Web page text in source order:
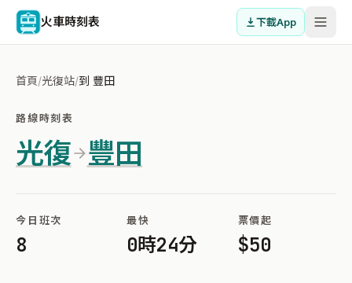
火車時刻表 下載App
首頁/光復站/到 豐田
路線時刻表
光復 豐田
今日班次
8
最快
0時24分
票價起
$50